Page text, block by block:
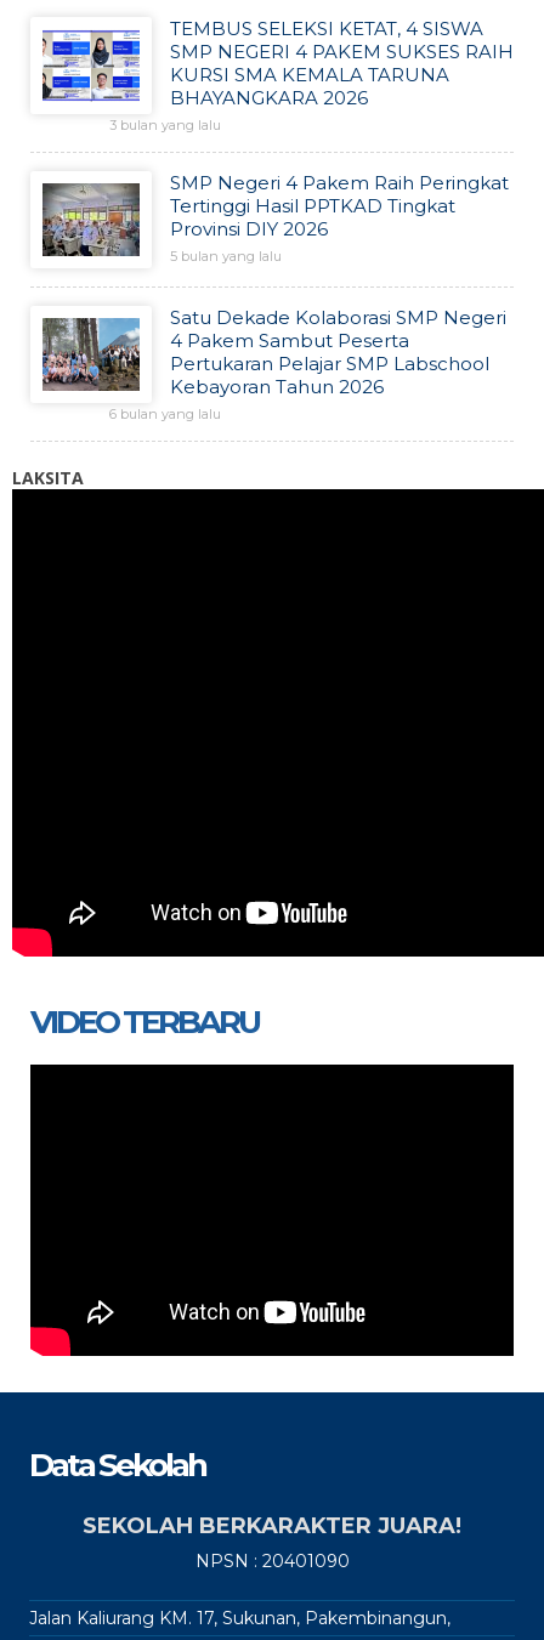
TEMBUS SELEKSI KETAT, 4 SISWA
SMP NEGERI 4 PAKEM SUKSES RAIH
KURSI SMA KEMALA TARUNA
BHAYANGKARA 2026
3 bulan yang lalu
SMP Negeri 4 Pakem Raih Peringkat
Tertinggi Hasil PPTKAD Tingkat
Provinsi DIY 2026
5 bulan yang lalu
Satu Dekade Kolaborasi SMP Negeri
4 Pakem Sambut Peserta
Pertukaran Pelajar SMP Labschool
Kebayoran Tahun 2026
6 bulan yang lalu
LAKSITA
VIDEO TERBARU
Data Sekolah
SEKOLAH BERKARAKTER JUARA!
NPSN : 20401090
Jalan Kaliurang KM. 17, Sukunan, Pakembinangun,